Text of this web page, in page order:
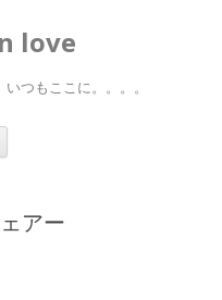
love
つもここに。。。。
Skip
content
アー